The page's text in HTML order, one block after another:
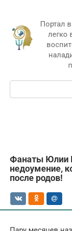
контенту
Портал
легко
Поиск:
Фанаты Юлии
недоумение,
после родов!